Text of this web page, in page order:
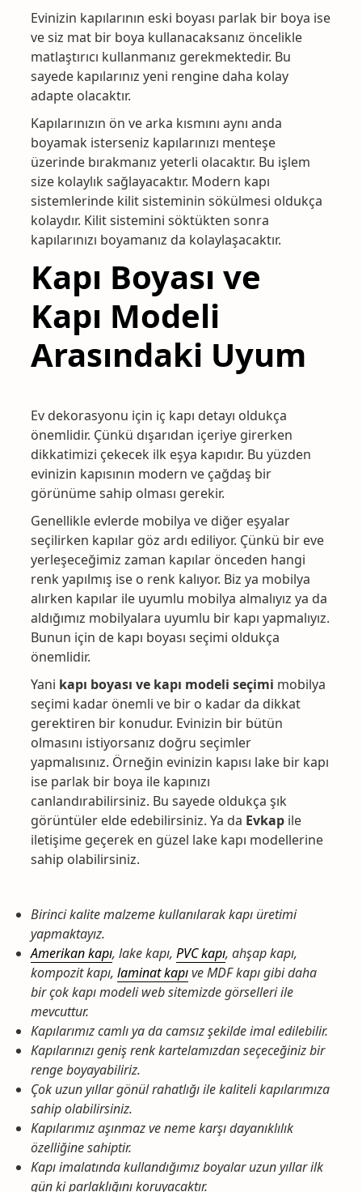
Evinizin kapılarının eski boyası parlak bir boya ise
ve siz mat bir boya kullanacaksanız öncelikle
matlaştırıcı kullanmanız gerekmektedir. Bu
sayede kapılarınız yeni rengine daha kolay
adapte olacaktır.
Kapılarınızın ön ve arka kısmını aynı anda
boyamak isterseniz kapılarınızı menteşe
üzerinde bırakmanız yeterli olacaktır. Bu işlem
size kolaylık sağlayacaktır. Modern kapı
sistemlerinde kilit sisteminin sökülmesi oldukça
kolaydır. Kilit sistemini söktükten sonra
kapılarınızı boyamanız da kolaylaşacaktır.
Kapı Boyası ve
Kapı Modeli
Arasındaki Uyum
Ev dekorasyonu için iç kapı detayı oldukça
önemlidir. Çünkü dışarıdan içeriye girerken
dikkatimizi çekecek ilk eşya kapıdır. Bu yüzden
evinizin kapısının modern ve çağdaş bir
görünüme sahip olması gerekir.
Genellikle evlerde mobilya ve diğer eşyalar
seçilirken kapılar göz ardı ediliyor. Çünkü bir eve
yerleşeceğimiz zaman kapılar önceden hangi
renk yapılmış ise o renk kalıyor. Biz ya mobilya
alırken kapılar ile uyumlu mobilya almalıyız ya da
aldığımız mobilyalara uyumlu bir kapı yapmalıyız.
Bunun için de kapı boyası seçimi oldukça
önemlidir.
Yani kapı boyası ve kapı modeli seçimi mobilya
seçimi kadar önemli ve bir o kadar da dikkat
gerektiren bir konudur. Evinizin bir bütün
olmasını istiyorsanız doğru seçimler
yapmalısınız. Örneğin evinizin kapısı lake bir kapı
ise parlak bir boya ile kapınızı
canlandırabilirsiniz. Bu sayede oldukça şık
görüntüler elde edebilirsiniz. Ya da Evkap ile
iletişime geçerek en güzel lake kapı modellerine
sahip olabilirsiniz.
Birinci kalite malzeme kullanılarak kapı üretimi
yapmaktayız.
Amerikan kapı, lake kapı, PVC kapı, ahşap kapı,
kompozit kapı, laminat kapıve MDF kapı gibi daha
bir çok kapı modeli web sitemizde görselleri ile
mevcuttur.
Kapılarımız camlı ya da camsız şekilde imal edilebilir.
Kapılarınızı geniş renk kartelamızdan seçeceğiniz bir
renge boyayabiliriz.
Çok uzun yıllar gönül rahatlığı ile kaliteli kapılarımıza
sahip olabilirsiniz.
Kapılarımız aşınmaz ve neme karşı dayanıklılık
özelliğine sahiptir.
Kapı imalatında kullandığımız boyalar uzun yıllar ilk
gün ki parlaklığını koruyacaktır.